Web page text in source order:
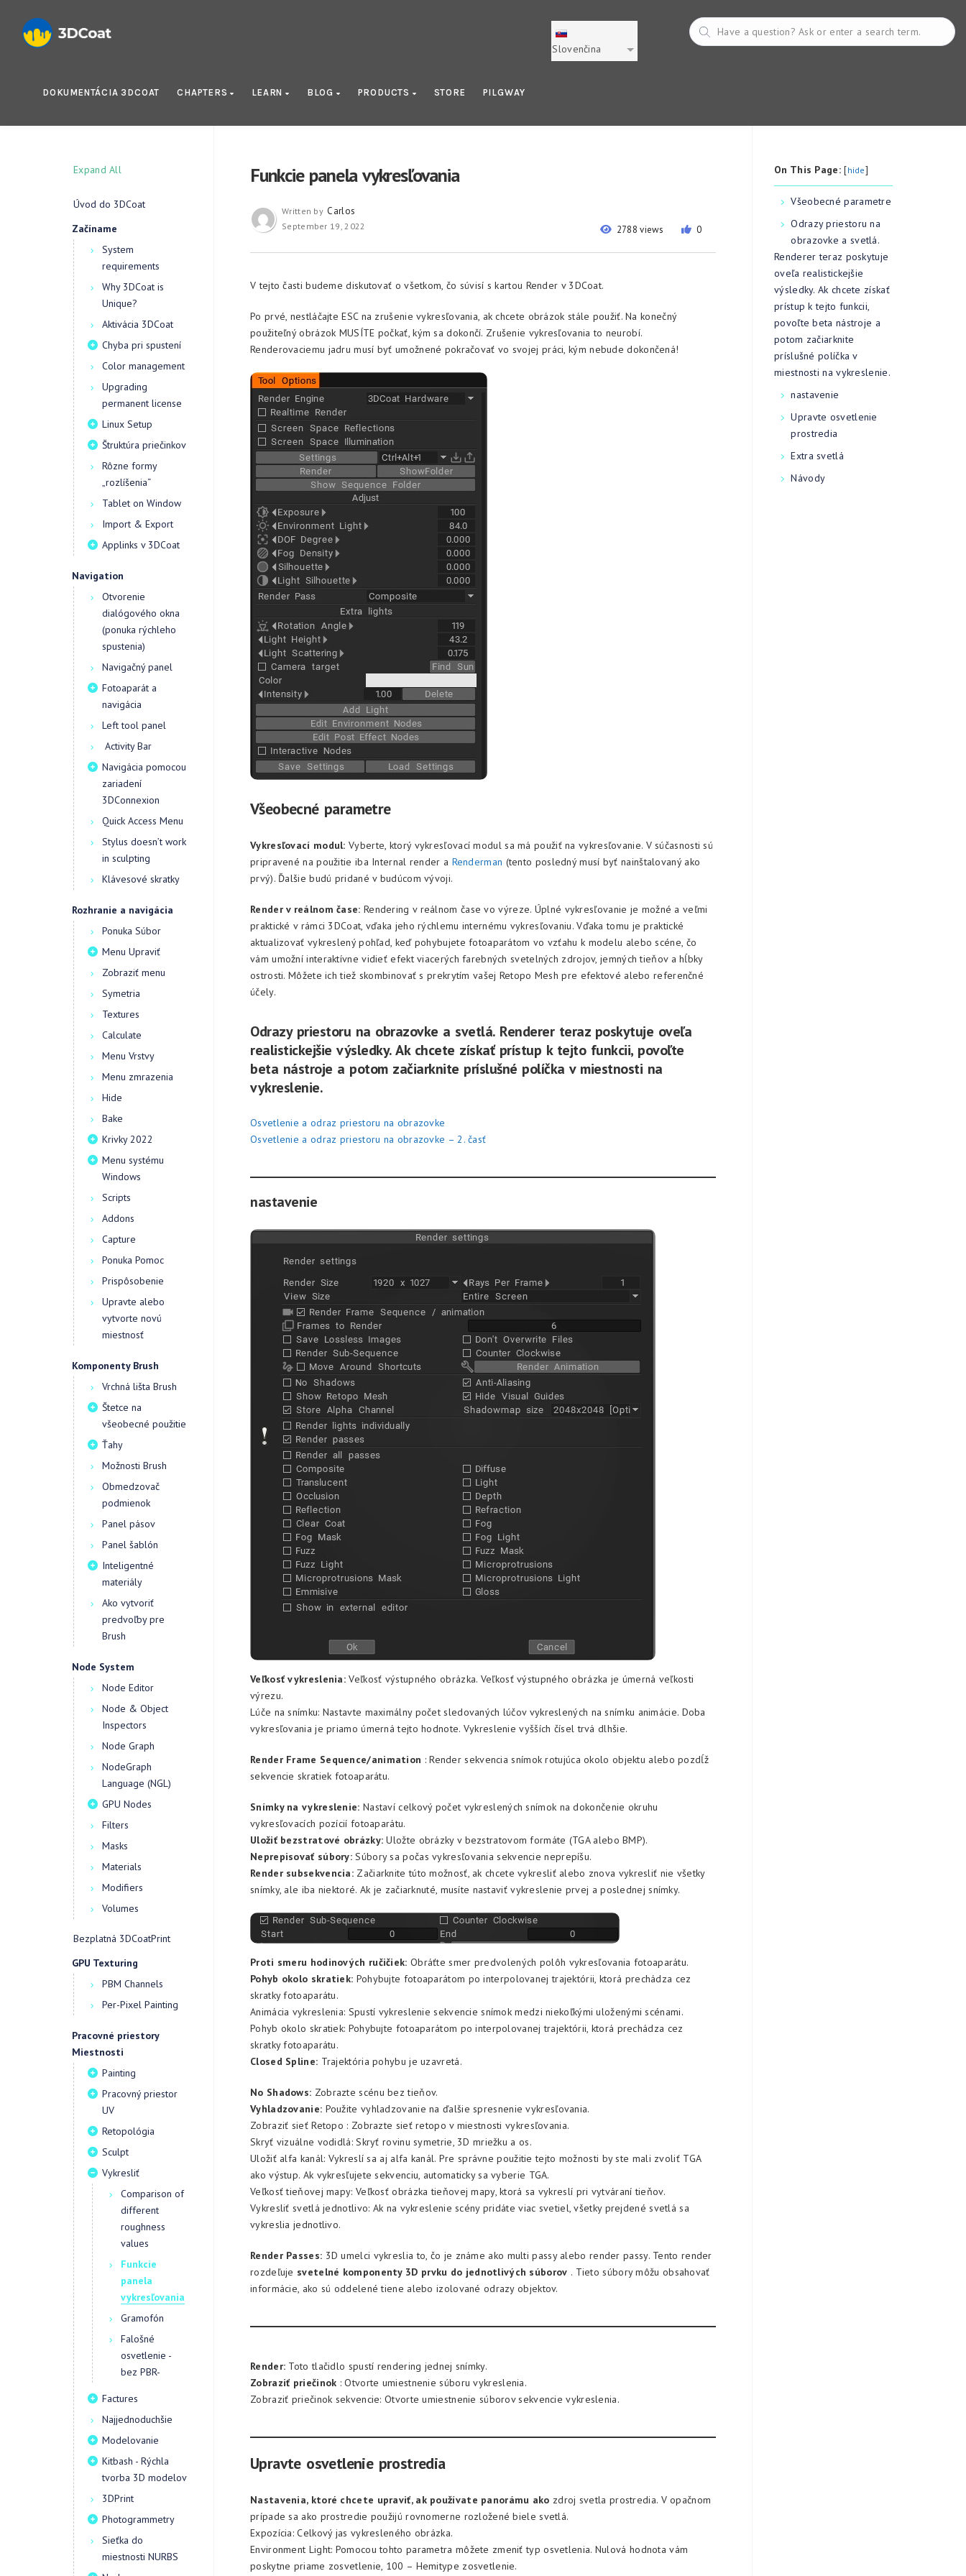
Slovenčina
DOKUMENTÁCIA 3DCOAT CHAPTERS LEARN BLOG PRODUCTS STORE PILGWAY
Expand All
Úvod do 3DCoat
Začíname
System
requirements
Why 3DCoat is
Unique?
Aktivácia 3DCoat
Chyba pri spustení
Color management
Upgrading
permanent license
Linux Setup
Štruktúra priečinkov
Rôzne formy
„rozlíšenia“
Tablet on Window
Import & Export
Applinks v 3DCoat
Navigation
Otvorenie
dialógového okna
(ponuka rýchleho
spustenia)
Navigačný panel
Fotoaparát a
navigácia
Left tool panel
Activity Bar
Navigácia pomocou
zariadení
3DConnexion
Quick Access Menu
Stylus doesn’t work
in sculpting
Klávesové skratky
Rozhranie a navigácia
Ponuka Súbor
Menu Upraviť
Zobraziť menu
Symetria
Textures
Calculate
Menu Vrstvy
Menu zmrazenia
Hide
Bake
Krivky 2022
Menu systému
Windows
Scripts
Addons
Capture
Ponuka Pomoc
Prispôsobenie
Upravte alebo
vytvorte novú
miestnosť
Komponenty Brush
Vrchná lišta Brush
Štetce na
všeobecné použitie
Ťahy
Možnosti Brush
Obmedzovač
podmienok
Panel pásov
Panel šablón
Inteligentné
materiály
Ako vytvoriť
predvoľby pre
Brush
Node System
Node Editor
Node & Object
Inspectors
Node Graph
NodeGraph
Language (NGL)
GPU Nodes
Filters
Masks
Materials
Modifiers
Volumes
Bezplatná 3DCoatPrint
GPU Texturing
PBM Channels
Per-Pixel Painting
Pracovné priestory
Miestnosti
Painting
Pracovný priestor
UV
Retopológia
Sculpt
Vykresliť
Comparison of
different
roughness
values
Funkcie
panela
vykresľovania
Gramofón
Falošné
osvetlenie -
bez PBR-
Factures
Najjednoduchšie
Modelovanie
Kitbash - Rýchla
tvorba 3D modelov
3DPrint
Photogrammetry
Sieťka do
miestnosti NURBS
Funkcie panela vykresľovania
2788 views 0
Written by Carlos
September 19, 2022
V tejto časti budeme diskutovať o všetkom, čo súvisí s kartou Render v 3DCoat.
Po prvé, nestláčajte ESC na zrušenie vykresľovania, ak chcete obrázok stále použiť. Na konečný
použiteľný obrázok MUSÍTE počkať, kým sa dokončí. Zrušenie vykresľovania to neurobí.
Renderovaciemu jadru musí byť umožnené pokračovať vo svojej práci, kým nebude dokončená!
Všeobecné parametre
Vykresľovací modul: Vyberte, ktorý vykresľovací modul sa má použiť na vykresľovanie. V súčasnosti sú
pripravené na použitie iba Internal render a Renderman (tento posledný musí byť nainštalovaný ako
prvý). Ďalšie budú pridané v budúcom vývoji.
Render v reálnom čase: Rendering v reálnom čase vo výreze. Úplné vykresľovanie je možné a veľmi
praktické v rámci 3DCoat, vďaka jeho rýchlemu internému vykresľovaniu. Vďaka tomu je praktické
aktualizovať vykreslený pohľad, keď pohybujete fotoaparátom vo vzťahu k modelu alebo scéne, čo
vám umožní interaktívne vidieť efekt viacerých farebných svetelných zdrojov, jemných tieňov a hĺbky
ostrosti. Môžete ich tiež skombinovať s prekrytím vašej Retopo Mesh pre efektové alebo referenčné
účely.
Odrazy priestoru na obrazovke a svetlá. Renderer teraz poskytuje oveľa
realistickejšie výsledky. Ak chcete získať prístup k tejto funkcii, povoľte
beta nástroje a potom začiarknite príslušné políčka v miestnosti na
vykreslenie.
Osvetlenie a odraz priestoru na obrazovke
Osvetlenie a odraz priestoru na obrazovke – 2. časť
nastavenie
Veľkosť vykreslenia: Veľkosť výstupného obrázka. Veľkosť výstupného obrázka je úmerná veľkosti
výrezu.
Lúče na snímku: Nastavte maximálny počet sledovaných lúčov vykreslených na snímku animácie. Doba
vykresľovania je priamo úmerná tejto hodnote. Vykreslenie vyšších čísel trvá dlhšie.
Render Frame Sequence/animation : Render sekvencia snímok rotujúca okolo objektu alebo pozdĺž
sekvencie skratiek fotoaparátu.
Snímky na vykreslenie: Nastaví celkový počet vykreslených snímok na dokončenie okruhu
vykresľovacích pozícií fotoaparátu.
Uložiť bezstratové obrázky: Uložte obrázky v bezstratovom formáte (TGA alebo BMP).
Neprepisovať súbory: Súbory sa počas vykresľovania sekvencie neprepíšu.
Render subsekvencia: Začiarknite túto možnosť, ak chcete vykresliť alebo znova vykresliť nie všetky
snímky, ale iba niektoré. Ak je začiarknuté, musíte nastaviť vykreslenie prvej a poslednej snímky.
Proti smeru hodinových ručičiek: Obráťte smer predvolených polôh vykresľovania fotoaparátu.
Pohyb okolo skratiek: Pohybujte fotoaparátom po interpolovanej trajektórii, ktorá prechádza cez
skratky fotoaparátu.
Animácia vykreslenia: Spustí vykreslenie sekvencie snímok medzi niekoľkými uloženými scénami.
Pohyb okolo skratiek: Pohybujte fotoaparátom po interpolovanej trajektórii, ktorá prechádza cez
skratky fotoaparátu.
Closed Spline: Trajektória pohybu je uzavretá.
No Shadows: Zobrazte scénu bez tieňov.
Vyhladzovanie: Použite vyhladzovanie na ďalšie spresnenie vykresľovania.
Zobraziť sieť Retopo : Zobrazte sieť retopo v miestnosti vykresľovania.
Skryť vizuálne vodidlá: Skryť rovinu symetrie, 3D mriežku a os.
Uložiť alfa kanál: Vykreslí sa aj alfa kanál. Pre správne použitie tejto možnosti by ste mali zvoliť TGA
ako výstup. Ak vykresľujete sekvenciu, automaticky sa vyberie TGA.
Veľkosť tieňovej mapy: Veľkosť obrázka tieňovej mapy, ktorá sa vykreslí pri vytváraní tieňov.
Vykresliť svetlá jednotlivo: Ak na vykreslenie scény pridáte viac svetiel, všetky prejdené svetlá sa
vykreslia jednotlivo.
Render Passes: 3D umelci vykreslia to, čo je známe ako multi passy alebo render passy. Tento render
rozdeľuje svetelné komponenty 3D prvku do jednotlivých súborov . Tieto súbory môžu obsahovať
informácie, ako sú oddelené tiene alebo izolované odrazy objektov.
Render: Toto tlačidlo spustí rendering jednej snímky.
Zobraziť priečinok : Otvorte umiestnenie súboru vykreslenia.
Zobraziť priečinok sekvencie: Otvorte umiestnenie súborov sekvencie vykreslenia.
Upravte osvetlenie prostredia
Nastavenia, ktoré chcete upraviť, ak používate panorámu ako zdroj svetla prostredia. V opačnom
prípade sa ako prostredie použijú rovnomerne rozložené biele svetlá.
Expozícia: Celkový jas vykresleného obrázka.
Environment Light: Pomocou tohto parametra môžete zmeniť typ osvetlenia. Nulová hodnota vám
poskytne priame zosvetlenie, 100 – Hemitype zosvetlenie.
On This Page:[hide]
Všeobecné parametre
Odrazy priestoru na
obrazovke a svetlá.
Renderer teraz poskytuje
oveľa realistickejšie
výsledky. Ak chcete získať
prístup k tejto funkcii,
povoľte beta nástroje a
potom začiarknite
príslušné políčka v
miestnosti na vykreslenie.
nastavenie
Upravte osvetlenie
prostredia
Extra svetlá
Návody